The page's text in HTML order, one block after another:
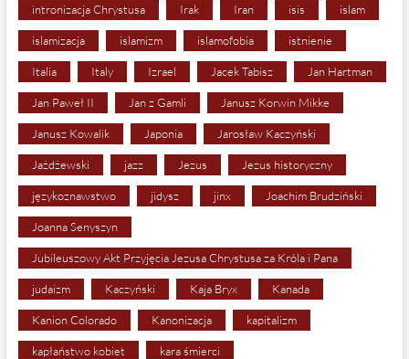
intronizacja Chrystusa Irak Iran isis islam
islamizacja islamizm islamofobia istnienie
Italia Italy Izrael Jacek Tabisz Jan Hartman
Jan Paweł II Jan z Gamli Janusz Korwin Mikke
Janusz Kowalik Japonia Jarosław Kaczyński
Jażdżewski jazz Jezus Jezus historyczny
językoznawstwo jidysz jinx Joachim Brudziński
Joanna Senyszyn
Jubileuszowy Akt Przyjęcia Jezusa Chrystusa za Króla i Pana
judaizm Kaczyński Kaja Bryx Kanada
Kanion Colorado Kanonizacja kapitalizm
kapłaństwo kobiet kara śmierci